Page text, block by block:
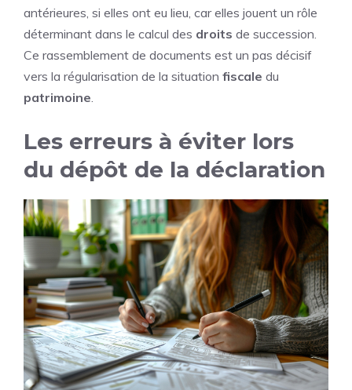
antérieures, si elles ont eu lieu, car elles jouent un rôle
déterminant dans le calcul des droits de succession.
Ce rassemblement de documents est un pas décisif
vers la régularisation de la situation fiscale du
patrimoine
Les erreurs à éviter lors
du dépôt de la déclaration